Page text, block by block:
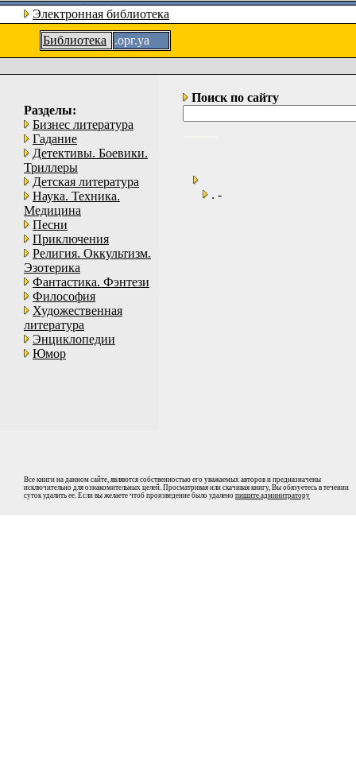
Электронная библиотека
Библиотека
.орг.уа
Разделы:
Бизнес литература
Гадание
Детективы. Боевики.
Триллеры
Детская литература
Наука. Техника.
Медицина
Песни
Приключения
Религия. Оккультизм.
Эзотерика
Фантастика. Фэнтези
Философия
Художественная
литература
Энциклопедии
Юмор
Поиск по сайту
. -
Все книги на данном сайте, являются собственностью его уважаемых авторов и предназначены
исключительно для ознакомительных целей. Просматривая или скачивая книгу, Вы обязуетесь в течении
суток удалить ее. Если вы желаете чтоб произведение было удалено пишите админитратору